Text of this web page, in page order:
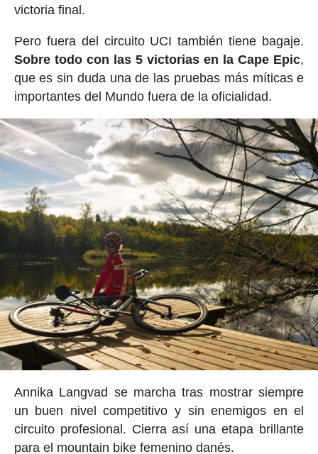
victoria final.
Pero fuera del circuito UCI también tiene bagaje.
Sobre todo con las 5 victorias en la Cape Epic,
que es sin duda una de las pruebas más míticas e
importantes del Mundo fuera de la oficialidad.
Annika Langvad se marcha tras mostrar siempre
un buen nivel competitivo y sin enemigos en el
circuito profesional. Cierra así una etapa brillante
para el mountain bike femenino danés.